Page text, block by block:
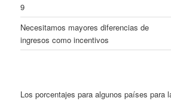
9
Necesitamos mayores diferencias de
ingresos como incentivos
Los porcentajes para algunos países para